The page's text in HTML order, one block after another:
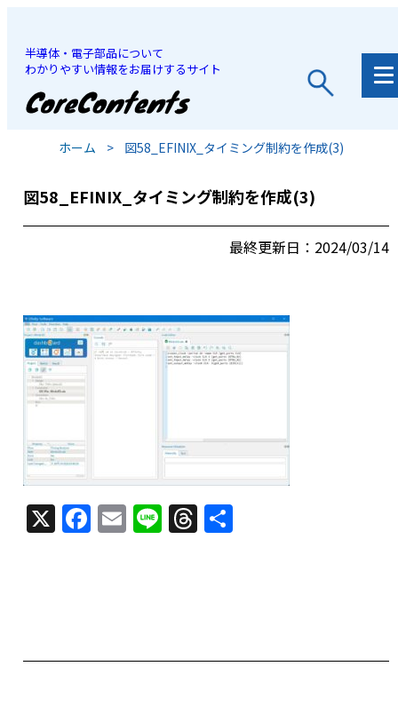
半導体・電子部品について
わかりやすい情報をお届けするサイト
JP
ホーム > 図58_EFINIX_タイミング制約を作成(3)
図58_EFINIX_タイミング制約を作成(3)
最終更新日：2024/03/14
X F
a
o
E
m
Li
n
T
h
s